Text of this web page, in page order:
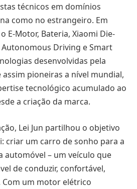
técnicos em domínios
como no estrangeiro. Em
E-Motor, Bateria, Xiaomi Die-
Driving e Smart
desenvolvidas pela
assim pioneiras a nível mundial,
tecnológico acumulado ao
a criação da marca.
Lei Jun partilhou o objetivo
criar um carro de sonho para a
automóvel – um veículo que
de conduzir, confortável,
um motor elétrico